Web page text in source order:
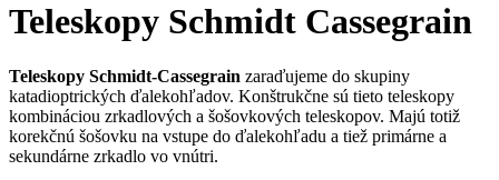
Teleskopy Schmidt Cassegrain
Teleskopy Schmidt-Cassegrain zaraďujeme do skupiny
katadioptrických ďalekohľadov. Konštrukčne sú tieto teleskopy
kombináciou zrkadlových a šošovkových teleskopov. Majú totiž
korekčnú šošovku na vstupe do ďalekohľadu a tiež primárne a
sekundárne zrkadlo vo vnútri.